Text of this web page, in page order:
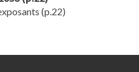
(p.22)